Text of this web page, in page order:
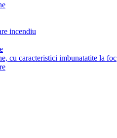
incendiu
cu caracteristici imbunatatite la foc